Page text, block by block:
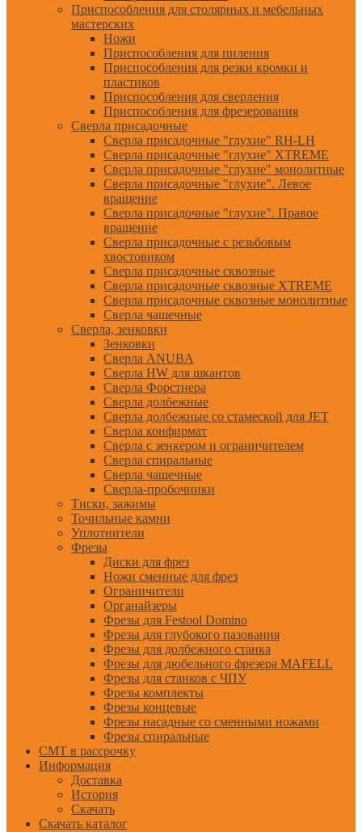
Приспособления для столярных и мебельных
мастерских
Ножи
Приспособления для пиления
Приспособления для резки кромки и
пластиков
Приспособления для сверления
Приспособления для фрезерования
Сверла присадочные
Сверла присадочные "глухие" RH-LH
Сверла присадочные "глухие" XTREME
Сверла присадочные "глухие" монолитные
Сверла присадочные "глухие". Левое
вращение
Сверла присадочные "глухие". Правое
вращение
Сверла присадочные с резьбовым
хвостовиком
Сверла присадочные сквозные
Сверла присадочные сквозные XTREME
Сверла присадочные сквозные монолитные
Сверла чашечные
Сверла, зенковки
Зенковки
Сверла ANUBA
Сверла HW для шкантов
Сверла Форстнера
Сверла долбежные
Сверла долбежные со стамеской для JET
Сверла конфирмат
Сверла с зенкером и ограничителем
Сверла спиральные
Сверла чашечные
Сверла-пробочники
Тиски, зажимы
Точильные камни
Уплотнители
Фрезы
Диски для фрез
Ножи сменные для фрез
Ограничители
Органайзеры
Фрезы для Festool Domino
Фрезы для глубокого пазования
Фрезы для долбежного станка
Фрезы для дюбельного фрезера MAFELL
Фрезы для станков с ЧПУ
Фрезы комплекты
Фрезы концевые
Фрезы насадные со сменными ножами
Фрезы спиральные
CMT в рассрочку
Информация
Доставка
История
Скачать
Скачать каталог